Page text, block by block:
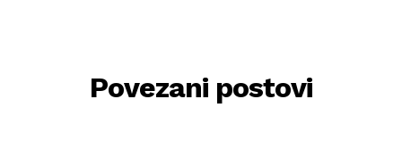
Povezani postovi